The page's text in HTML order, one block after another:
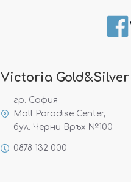
Victoria Gold&Silver
гр. София
Mall Paradise Center,
бул. Черни Връх №100
0878 132 000